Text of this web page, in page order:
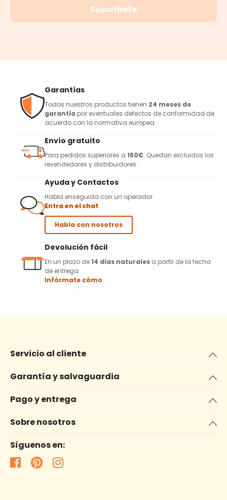
Suscríbete
Garantías
Todos nuestros productos tienen 24 meses de
garantía por eventuales defectos de conformidad de
acuerdo con la normativa europea.
Envío gratuito
Para pedidos superiores a 150€. Quedan excluidos los
revendedores y distribuidores.
Ayuda y Contactos
Habla enseguida con un operador
Entra en el chat
Habla con nosotros
Devolución fácil
En un plazo de14 días naturales a partir de la fecha
de entrega
Infórmate cómo
Servicio al cliente
Garantía y salvaguardia
Pago y entrega
Sobre nosotros
Síguenos en: